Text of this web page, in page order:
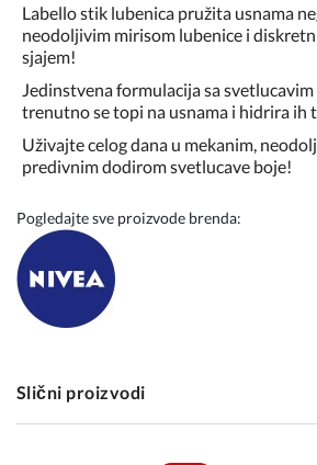
Labello stik lubenica pružita usnama
neodoljivim mirisom lubenice i
sjajem!
Jedinstvena formulacija sa
trenutno se topi na usnama i hidrira ih
Uživajte celog dana u mekanim,
predivnim dodirom svetlucave boje!
Pogledajte sve proizvode brenda:
Slični proizvodi